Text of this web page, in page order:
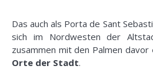
Das auch als Porta de Sant
sich im Nordwesten der
zusammen mit den Palmen davor
Orte der Stadt.